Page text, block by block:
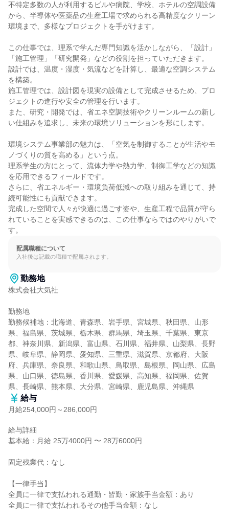
不特定多数の人が利用するビルや病院、学校、ホテルの空調設備
から、半導体や医薬品の生産工場で求められる高精度なクリーン
環境まで、多様なプロジェクトを手がけます。
この仕事では、理系で学んだ専門知識を活かしながら、「設計」
「施工管理」「研究開発」などの役割を担っていただきます。
設計では、温度・湿度・気流などを計算し、最適な空調システム
を構築。
施工管理では、設計図を現実の設備として完成させるため、プロ
ジェクトの進行や安全の管理を行います。
また、研究・開発では、省エネ空調技術やクリーンルームの新し
い仕組みを追求し、未来の環境ソリューションを形にします。
環境システム事業部の魅力は、「空気を制御することが生活やモ
ノづくりの質を高める」という点。
理系学生の方にとって、流体力学や熱力学、制御工学などの知識
を応用できるフィールドです。
さらに、省エネルギー・環境負荷低減への取り組みを通じて、持
続可能性にも貢献できます。
完成した空間で人々が快適に過ごす姿や、生産工程で品質が守ら
れていることを実感できるのは、この仕事ならではのやりがいで
す。
配属職種について
入社後は記載の職種で配属されます。
勤務地
株式会社大気社
勤務地
勤務候補地：北海道、青森県、岩手県、宮城県、秋田県、山形
県、福島県、茨城県、栃木県、群馬県、埼玉県、千葉県、東京
都、神奈川県、新潟県、富山県、石川県、福井県、山梨県、長野
県、岐阜県、静岡県、愛知県、三重県、滋賀県、京都府、大阪
府、兵庫県、奈良県、和歌山県、鳥取県、島根県、岡山県、広島
県、山口県、徳島県、香川県、愛媛県、高知県、福岡県、佐賀
県、長崎県、熊本県、大分県、宮崎県、鹿児島県、沖縄県
給与
月給254,000円～286,000円
給与詳細
基本給：月給 25万4000円 〜 28万6000円
固定残業代：なし
【一律手当】
全員に一律で支払われる通勤・皆勤・家族手当金額：あり
全員に一律で支払われるその他手当金額：なし